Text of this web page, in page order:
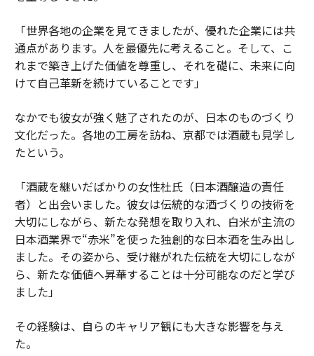
「世界各地の企業を見てきましたが、優れた企業には共
通点があります。人を最優先に考えること。そして、こ
れまで築き上げた価値を尊重し、それを礎に、未来に向
けて自己革新を続けていることです」
なかでも彼女が強く魅了されたのが、日本のものづくり
文化だった。各地の工房を訪ね、京都では酒蔵も見学し
たという。
「酒蔵を継いだばかりの女性杜氏（日本酒醸造の責任
者）と出会いました。彼女は伝統的な酒づくりの技術を
大切にしながら、新たな発想を取り入れ、白米が主流の
日本酒業界で“赤米”を使った独創的な日本酒を生み出し
ました。その姿から、受け継がれた伝統を大切にしなが
ら、新たな価値へ昇華することは十分可能なのだと学び
ました」
その経験は、自らのキャリア観にも大きな影響を与え
た。